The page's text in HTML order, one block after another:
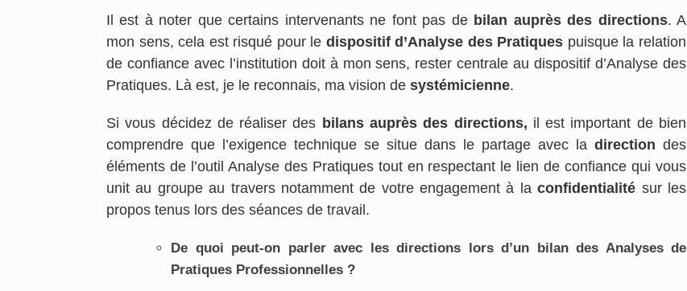
Il est à noter que certains intervenants ne font pas de bilan auprès des directions. A
mon sens, cela est risqué pour le dispositif d’Analyse des Pratiques puisque la relation
de confiance avec l’institution doit à mon sens, rester centrale au dispositif d’Analyse des
Pratiques. Là est, je le reconnais, ma vision de systémicienne.
Si vous décidez de réaliser des bilans auprès des directions, il est important de bien
comprendre que l’exigence technique se situe dans le partage avec la direction des
éléments de l’outil Analyse des Pratiques tout en respectant le lien de confiance qui vous
unit au groupe au travers notamment de votre engagement à laconfidentialité sur les
propos tenus lors des séances de travail.
De quoi peut-on parler avec les directions lors d’un bilan des Analyses de
Pratiques Professionnelles ?